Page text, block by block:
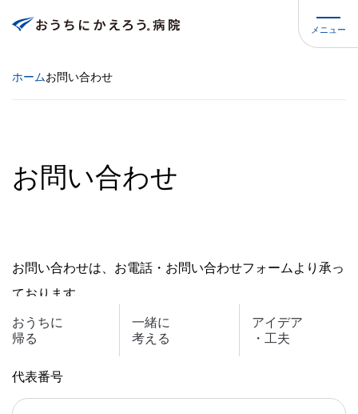
メニュー
おうちに
帰る
一緒に
考える
アイデア
・工夫
ホームお問い合わせ
お問い合わせ
お問い合わせは、お電話・お問い合わせフォームより承っ
ております。
お気軽にお問い合わせください。
代表番号